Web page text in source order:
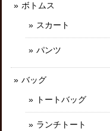
ボトムス
スカート
パンツ
バッグ
トートバッグ
ランチトート